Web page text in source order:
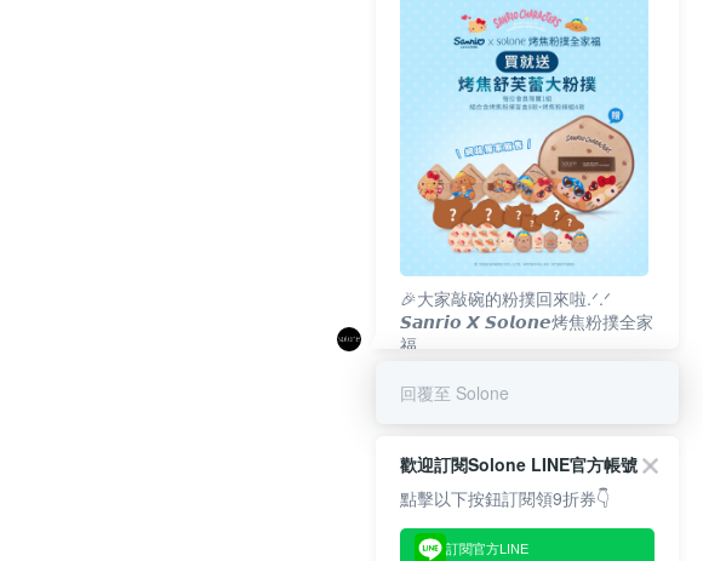
🎉大家敲碗的粉撲回來啦.ᐟ‪‪.ᐟ
𝙎𝙖𝙣𝙧𝙞𝙤 𝙓 𝙎𝙤𝙡𝙤𝙣𝙚烤焦粉撲全家
福
回覆至 Solone
歡迎訂閱Solone LINE官方帳號
點擊以下按鈕訂閱領9折券👇
訂閱官方LINE